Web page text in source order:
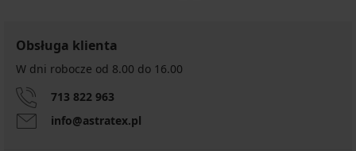
Obsługa klienta
W dni robocze od 8.00 do 16.00
713 822 963
info@astratex.pl